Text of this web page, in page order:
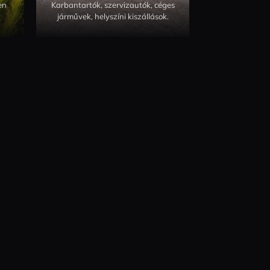
Karbantartók, szervizautók, céges
járművek, helyszíni kiszállások.